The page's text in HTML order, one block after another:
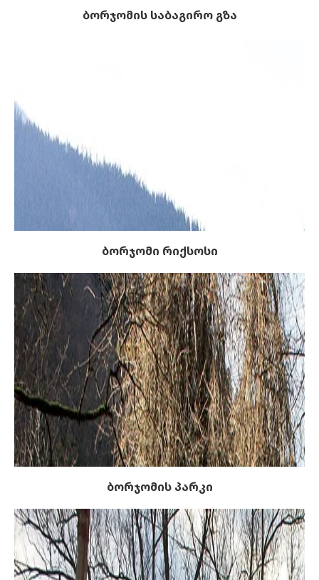
ბორჯომის საბაგირო გზა
ბორჯომი რიქსოსი
ბორჯომის პარკი